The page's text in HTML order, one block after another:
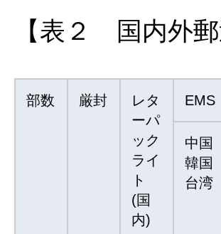
【表２ 国内外
部数 厳封
レタ
ーパ
ック
ライ
ト
(国
内)
EMS
中国
韓国
台湾